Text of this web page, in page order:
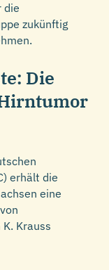
die
zukünftig
Die
erhält die
eine
Krauss